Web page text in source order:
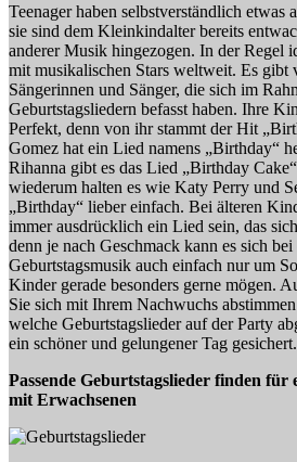
Teenager haben selbstverständlich etwas
sie sind dem Kleinkindalter bereits
anderer Musik hingezogen. In der Regel
mit musikalischen Stars weltweit. Es gibt
Sängerinnen und Sänger, die sich im
Geburtstagsliedern befasst haben. Ihre
Perfekt, denn von ihr stammt der Hit
Gomez hat ein Lied namens „Birthday“
Rihanna gibt es das Lied „Birthday
wiederum halten es wie Katy Perry und
„Birthday“ lieber einfach. Bei älteren
immer ausdrücklich ein Lied sein, das
denn je nach Geschmack kann es sich
Geburtstagsmusik auch einfach nur um
Kinder gerade besonders gerne mögen.
Sie sich mit Ihrem Nachwuchs
welche Geburtstagslieder auf der Party
ein schöner und gelungener Tag gesichert.
Passende Geburtstagslieder finden für
mit Erwachsenen